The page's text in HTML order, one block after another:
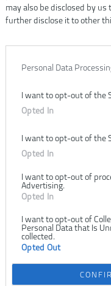
may also be disclosed by
further disclose it to other
Personal Data
I want to opt-out of the
Opted In
I want to opt-out of the
Opted In
I want to opt-out of
Advertising.
Opted In
I want to opt-out of
Personal Data that Is
collected.
Opted Out